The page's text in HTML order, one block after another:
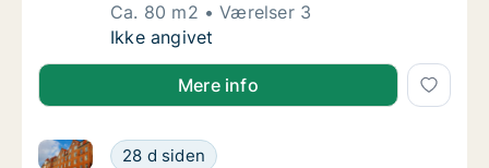
Ca. 80 m2
Værelser 3
Ca. 80 m2 andelsbolig til salg i 4780 Stege,
Ikke angivet
Mere info
Ca. 80 m2 andelsbolig til salg i 4780 Stege,
28 d siden
Ca. 80 m2 andelsbolig til salg i 4780 Stege,